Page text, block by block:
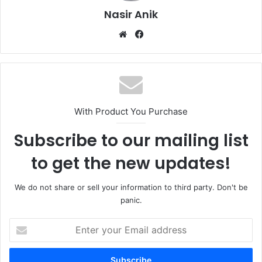
Nasir Anik
Website
With Product You Purchase
Subscribe to our mailing list
to get the new updates!
We do not share or sell your information to third party. Don't be
panic.
your
Email